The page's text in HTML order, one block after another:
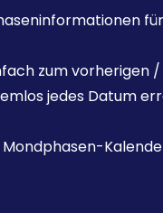
zum vorherigen
jedes Datum